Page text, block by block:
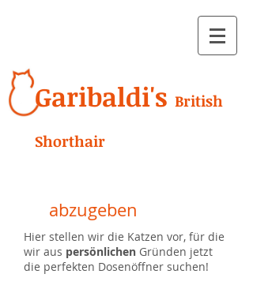
Garibaldi's British
Shorthair
abzugeben
Hier stellen wir die Katzen vor, für die
wir aus persönlichen Gründen jetzt
die perfekten Dosenöffner suchen!